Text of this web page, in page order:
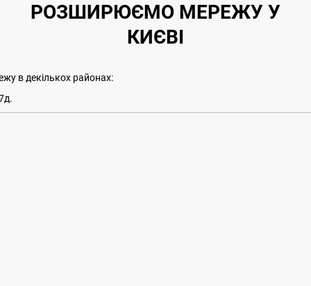
РОЗШИРЮЄМО МЕРЕЖУ У
КИЄВІ
в декількох районах: